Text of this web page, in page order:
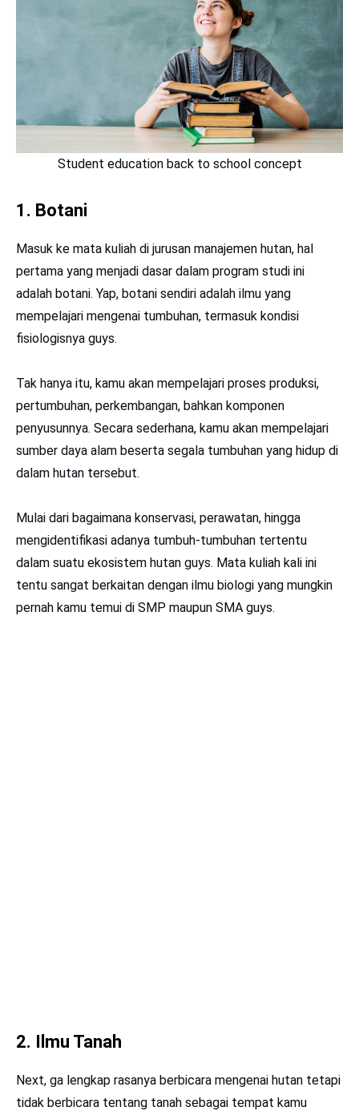
Student education back to school concept
1. Botani
Masuk ke mata kuliah di jurusan manajemen hutan, hal
pertama yang menjadi dasar dalam program studi ini
adalah botani. Yap, botani sendiri adalah ilmu yang
mempelajari mengenai tumbuhan, termasuk kondisi
fisiologisnya guys.
Tak hanya itu, kamu akan mempelajari proses produksi,
pertumbuhan, perkembangan, bahkan komponen
penyusunnya. Secara sederhana, kamu akan mempelajari
sumber daya alam beserta segala tumbuhan yang hidup di
dalam hutan tersebut.
Mulai dari bagaimana konservasi, perawatan, hingga
mengidentifikasi adanya tumbuh-tumbuhan tertentu
dalam suatu ekosistem hutan guys. Mata kuliah kali ini
tentu sangat berkaitan dengan ilmu biologi yang mungkin
pernah kamu temui di SMP maupun SMA guys.
2. Ilmu Tanah
Next, ga lengkap rasanya berbicara mengenai hutan tetapi
tidak berbicara tentang tanah sebagai tempat kamu